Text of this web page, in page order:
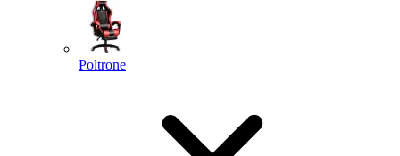
Poltrone